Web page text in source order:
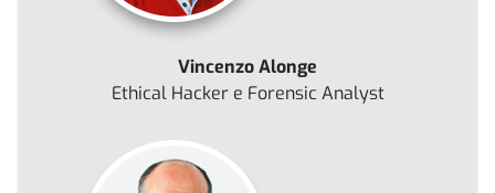
Vincenzo Alonge
Ethical Hacker e Forensic Analyst